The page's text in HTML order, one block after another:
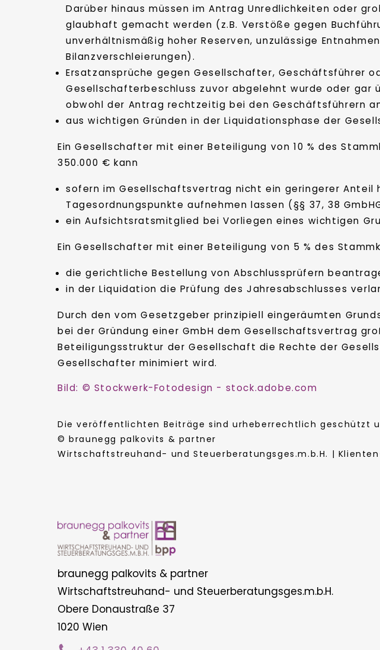
Darüber hinaus müssen im Antrag Unredlichkeiten oder
glaubhaft gemacht werden (z.B. Verstöße gegen
unverhältnismäßig hoher Reserven, unzulässige
Bilanzverschleierungen).
Ersatzansprüche gegen Gesellschafter, Geschäftsführer
Gesellschafterbeschluss zuvor abgelehnt wurde oder
obwohl der Antrag rechtzeitig bei den Geschäftsführern
aus wichtigen Gründen in der Liquidationsphase der
Ein Gesellschafter mit einer Beteiligung von 10 % des
350.000 € kann
sofern im Gesellschaftsvertrag nicht ein geringerer
Tagesordnungspunkte aufnehmen lassen (§§ 37, 38
ein Aufsichtsratsmitglied bei Vorliegen eines wichtigen
Ein Gesellschafter mit einer Beteiligung von 5 % des
die gerichtliche Bestellung von Abschlussprüfern
in der Liquidation die Prüfung des Jahresabschlusses
Durch den vom Gesetzgeber prinzipiell eingeräumten
bei der Gründung einer GmbH dem Gesellschaftsvertrag
Beteiligungsstruktur der Gesellschaft die Rechte der
Gesellschafter minimiert wird.
Bild: © Stockwerk-Fotodesign - stock.adobe.com
Die veröffentlichten Beiträge sind urheberrechtlich geschützt
© braunegg palkovits & partner
Wirtschaftstreuhand- und Steuerberatungsges.m.b.H. |
braunegg palkovits & partner
Wirtschaftstreuhand- und Steuerberatungsges.m.b.H.
Obere Donaustraße 37
1020 Wien